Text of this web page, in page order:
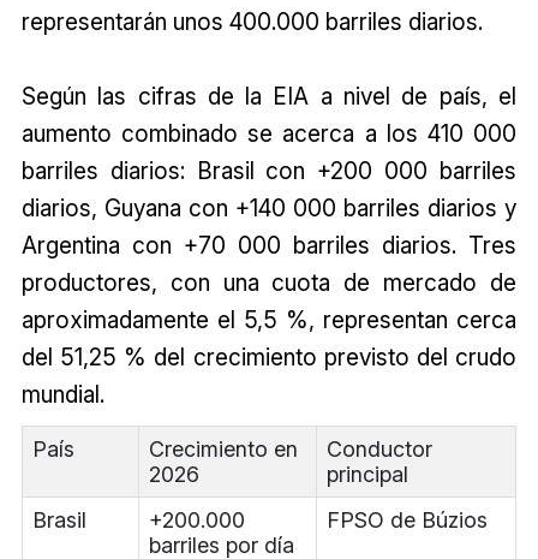
representarán unos 400.000 barriles diarios.
Según las cifras de la EIA a nivel de país, el
aumento combinado se acerca a los 410 000
barriles diarios: Brasil con +200 000 barriles
diarios, Guyana con +140 000 barriles diarios y
Argentina con +70 000 barriles diarios. Tres
productores, con una cuota de mercado de
aproximadamente el 5,5 %, representan cerca
del 51,25 % del crecimiento previsto del crudo
mundial.
País
Crecimiento en
2026
Conductor
principal
Brasil
+200.000
barriles por día
FPSO de Búzios